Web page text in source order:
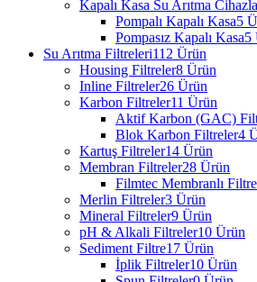
Kapalı Kasa Su Arıtma
Pompalı Kapalı Kasa5
Pompasız Kapalı Kasa5
Su Arıtma Filtreleri112 Ürün
Housing Filtreler8 Ürün
Inline Filtreler26 Ürün
Karbon Filtreler11 Ürün
Aktif Karbon (GAC)
Blok Karbon Filtreler4
Kartuş Filtreler14 Ürün
Membran Filtreler28 Ürün
Filmtec Membranlı Filtre
Merlin Filtreler3 Ürün
Mineral Filtreler9 Ürün
pH & Alkali Filtreler10 Ürün
Sediment Filtre17 Ürün
İplik Filtreler10 Ürün